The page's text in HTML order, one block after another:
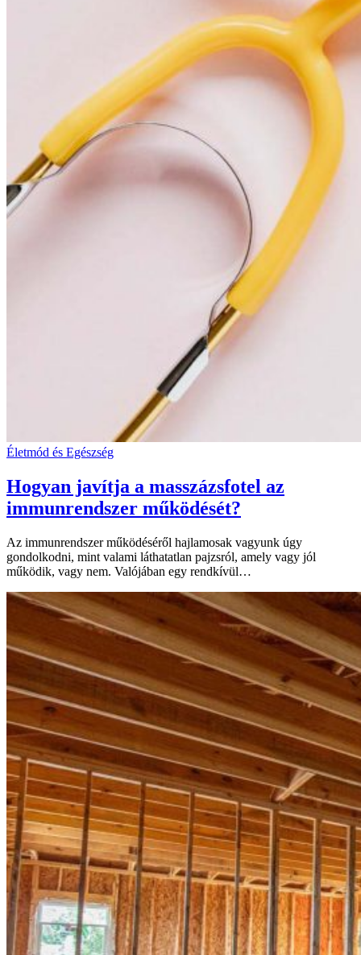
Életmód és Egészség
Hogyan javítja a masszázsfotel az
immunrendszer működését?
Az immunrendszer működéséről hajlamosak vagyunk úgy
gondolkodni, mint valami láthatatlan pajzsról, amely vagy jól
működik, vagy nem. Valójában egy rendkívül…